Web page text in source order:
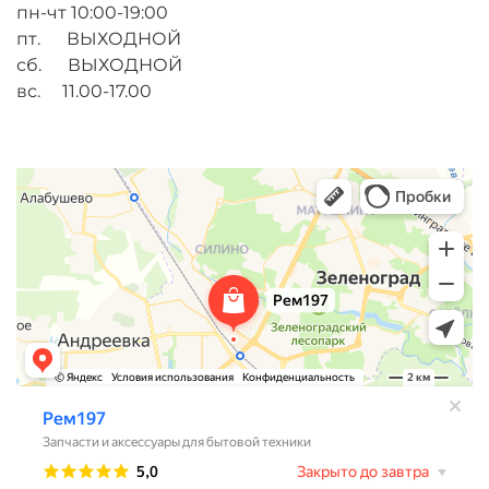
пн-чт 10:00-19:00
пт. ВЫХОДНОЙ
сб. ВЫХОДНОЙ
вс. 11.00-17.00